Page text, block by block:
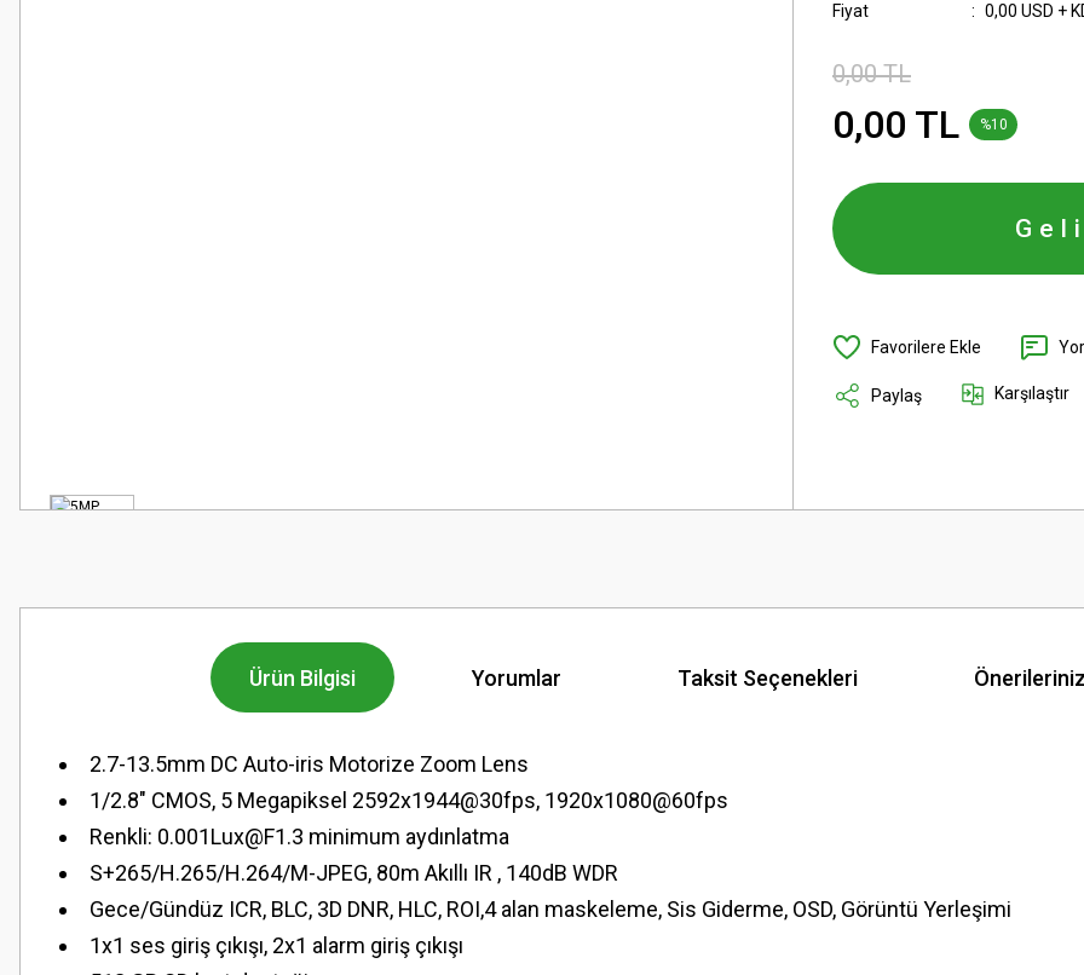
Fiyat
0,00 USD +
0,00 TL
0,00 TL %10
Paylaş Karşılaştır
Ürün Bilgisi Yorumlar Taksit Seçenekleri
2.7-13.5mm DC Auto-iris Motorize Zoom Lens
1/2.8" CMOS, 5 Megapiksel 2592x1944@30fps, 1920x1080@60fps
Renkli: 0.001Lux@F1.3 minimum aydınlatma
S+265/H.265/H.264/M-JPEG, 80m Akıllı IR , 140dB WDR
Gece/Gündüz ICR, BLC, 3D DNR, HLC, ROI,4 alan maskeleme, Sis Giderme, OSD, Görüntü Yerleşimi
1x1 ses giriş çıkışı, 2x1 alarm giriş çıkışı